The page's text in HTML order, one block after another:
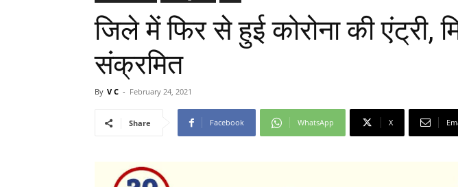
जिले में फिर से हुई कोरोना की एंट्री,
संक्रमित
By V C - February 24, 2021
Share Facebook WhatsApp X